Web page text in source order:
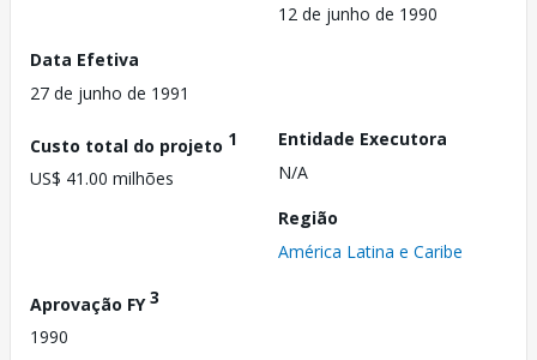
12 de junho de 1990
Data Efetiva
27 de junho de 1991
Custo total do projeto 1
US$ 41.00 milhões
Entidade Executora
N/A
Região
América Latina e Caribe
Aprovação FY3
1990